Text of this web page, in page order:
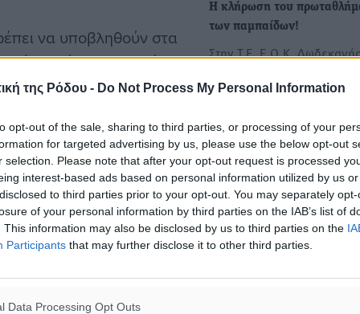
της Ρόδου - Do Not Process My Personal Information
opt-out of the sale, sharing to third parties, or processing of your
for targeted advertising by us, please use the below opt-out
selection. Please note that after your opt-out request is processed
interest-based ads based on personal information utilized by us
to third parties prior to your opt-out. You may separately
of your personal information by third parties on the IAB’s list of
This information may also be disclosed by us to third parties on the
Participants that may further disclose it to other third parties.
Data Processing Opt Outs
να υποβληθούν στα
ή με συστημένη
(email) στο
πρωτάθλημα.
στις 22-24/09/
Η κλήρωση του
των παμπαίδων!
Στην Τ.Ε. Ε.Ο.Κ.
πρωταθλήματος των